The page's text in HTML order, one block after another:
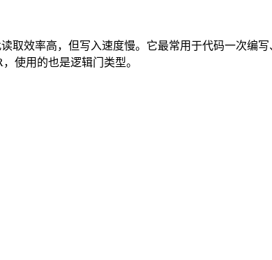
取效率高，但写入速度慢。它最常用于代码一次编
使用的也是逻辑门类型。